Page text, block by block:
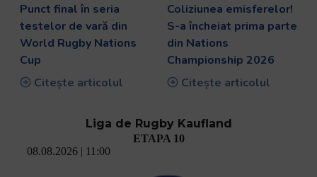
Punct final în seria
testelor de vară din
World Rugby Nations
Cup
Citește articolul
Coliziunea emisferelor!
S-a încheiat prima parte
din Nations
Championship 2026
Citește articolul
Liga de Rugby Kaufland
ETAPA 10
08.08.2026 | 11:00